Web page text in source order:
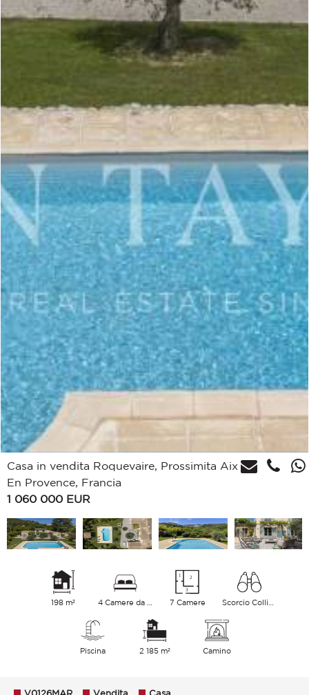
Casa in vendita Roquevaire, Prossimita Aix
En Provence, Francia
1 060 000 EUR
198 m² 7 Camere
Piscina 2 185 m² Camino